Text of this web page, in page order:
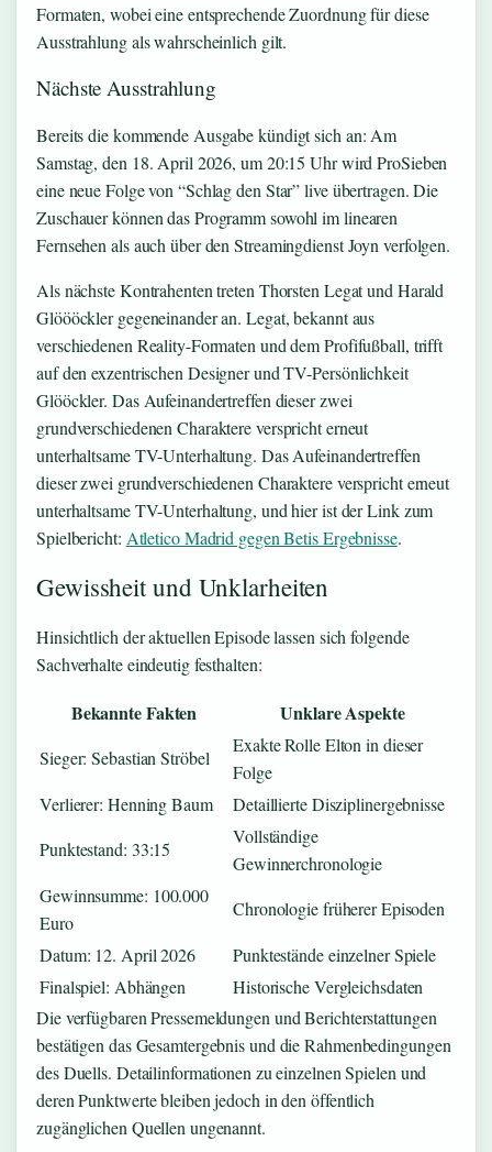
Formaten, wobei eine entsprechende Zuordnung für diese
Ausstrahlung als wahrscheinlich gilt.
Nächste Ausstrahlung
Bereits die kommende Ausgabe kündigt sich an: Am
Samstag, den 18. April 2026, um 20:15 Uhr wird ProSieben
eine neue Folge von “Schlag den Star” live übertragen. Die
Zuschauer können das Programm sowohl im linearen
Fernsehen als auch über den Streamingdienst Joyn verfolgen.
Als nächste Kontrahenten treten Thorsten Legat und Harald
Glöööckler gegeneinander an. Legat, bekannt aus
verschiedenen Reality-Formaten und dem Profifußball, trifft
auf den exzentrischen Designer und TV-Persönlichkeit
Glööckler. Das Aufeinandertreffen dieser zwei
grundverschiedenen Charaktere verspricht erneut
unterhaltsame TV-Unterhaltung. Das Aufeinandertreffen
dieser zwei grundverschiedenen Charaktere verspricht erneut
unterhaltsame TV-Unterhaltung, und hier ist der Link zum
Spielbericht: Atletico Madrid gegen Betis Ergebnisse.
Gewissheit und Unklarheiten
Hinsichtlich der aktuellen Episode lassen sich folgende
Sachverhalte eindeutig festhalten:
Bekannte Fakten Unklare Aspekte
Sieger: Sebastian Ströbel
Exakte Rolle Elton in dieser
Folge
Verlierer: Henning Baum
Detaillierte Disziplinergebnisse
Punktestand: 33:15
Vollständige
Gewinnerchronologie
Gewinnsumme: 100.000
Euro
Chronologie früherer Episoden
Datum: 12. April 2026
Punktestände einzelner Spiele
Finalspiel: Abhängen
Historische Vergleichsdaten
Die verfügbaren Pressemeldungen und Berichterstattungen
bestätigen das Gesamtergebnis und die Rahmenbedingungen
des Duells. Detailinformationen zu einzelnen Spielen und
deren Punktwerte bleiben jedoch in den öffentlich
zugänglichen Quellen ungenannt.